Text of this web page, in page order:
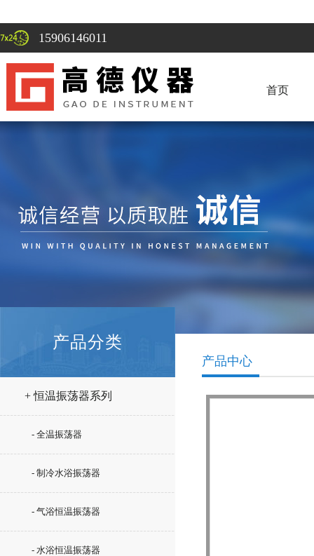
15906146011
首页
产品分类
+ 恒温振荡器系列
- 全温振荡器
- 制冷水浴振荡器
- 气浴恒温振荡器
- 水浴恒温振荡器
产品中心